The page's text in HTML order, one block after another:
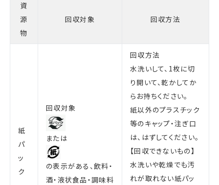
資
源
物
回収対象 回収方法
紙
パ
ッ
ク
回収対象
または
の表示がある、飲料・
酒・液状食品・調味料
回収方法
水洗いして、1枚に切
り開いて、乾かしてか
らお持ちください。
紙以外のプラスチック
等のキャップ・注ぎ口
は、はずしてください。
【回収できないもの】
水洗いや乾燥でも汚
れが取れない紙パッ